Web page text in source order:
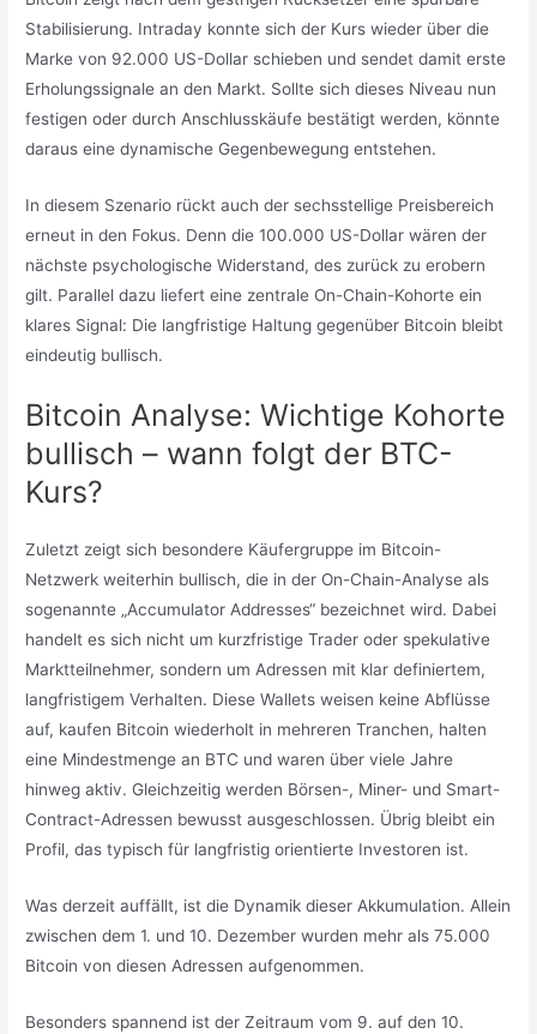
Stabilisierung. Intraday konnte sich der Kurs wieder über die
Marke von 92.000 US-Dollar schieben und sendet damit erste
Erholungssignale an den Markt. Sollte sich dieses Niveau nun
festigen oder durch Anschlusskäufe bestätigt werden, könnte
daraus eine dynamische Gegenbewegung entstehen.
In diesem Szenario rückt auch der sechsstellige Preisbereich
erneut in den Fokus. Denn die 100.000 US-Dollar wären der
nächste psychologische Widerstand, des zurück zu erobern
gilt. Parallel dazu liefert eine zentrale On-Chain-Kohorte ein
klares Signal: Die langfristige Haltung gegenüber Bitcoin bleibt
eindeutig bullisch.
Bitcoin Analyse: Wichtige Kohorte
bullisch – wann folgt der BTC-
Kurs?
Zuletzt zeigt sich besondere Käufergruppe im Bitcoin-
Netzwerk weiterhin bullisch, die in der On-Chain-Analyse als
sogenannte „Accumulator Addresses“ bezeichnet wird. Dabei
handelt es sich nicht um kurzfristige Trader oder spekulative
Marktteilnehmer, sondern um Adressen mit klar definiertem,
langfristigem Verhalten. Diese Wallets weisen keine Abflüsse
auf, kaufen Bitcoin wiederholt in mehreren Tranchen, halten
eine Mindestmenge an BTC und waren über viele Jahre
hinweg aktiv. Gleichzeitig werden Börsen-, Miner- und Smart-
Contract-Adressen bewusst ausgeschlossen. Übrig bleibt ein
Profil, das typisch für langfristig orientierte Investoren ist.
Was derzeit auffällt, ist die Dynamik dieser Akkumulation. Allein
zwischen dem 1. und 10. Dezember wurden mehr als 75.000
Bitcoin von diesen Adressen aufgenommen.
Besonders spannend ist der Zeitraum vom 9. auf den 10.